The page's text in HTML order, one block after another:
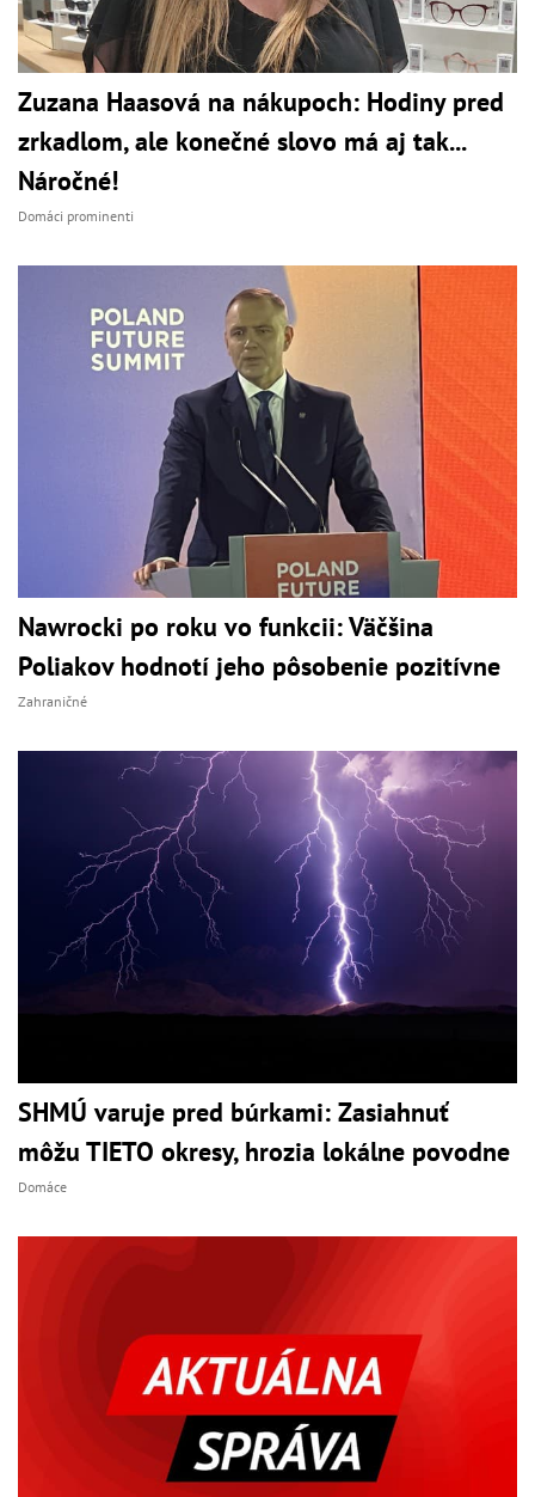
Zuzana Haasová na nákupoch: Hodiny pred
zrkadlom, ale konečné slovo má aj tak...
Náročné!
Domáci prominenti
Nawrocki po roku vo funkcii: Väčšina
Poliakov hodnotí jeho pôsobenie pozitívne
Zahraničné
SHMÚ varuje pred búrkami: Zasiahnuť
môžu TIETO okresy, hrozia lokálne povodne
Domáce